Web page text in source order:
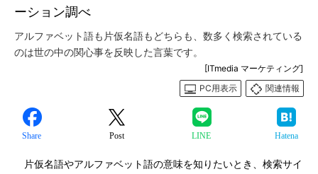
ーション調べ
アルファベット語も片仮名語もどちらも、数多く検索されている
のは世の中の関心事を反映した言葉です。
[ITmedia マーケティング]
PC用表示
関連情報
Share Post LINE Hatena
片仮名語やアルファベット語の意味を知りたいとき、検索サイ